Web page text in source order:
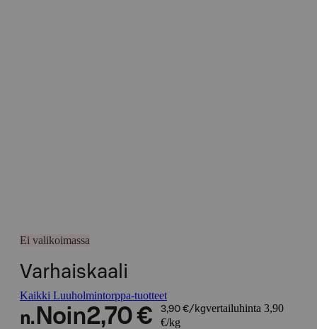
Ei valikoimassa
Varhaiskaali
Kaikki Luuholmintorppa-tuotteet
n. Noin2,70 € 3,90 €/kgvertailuhinta 3,90
€/kg